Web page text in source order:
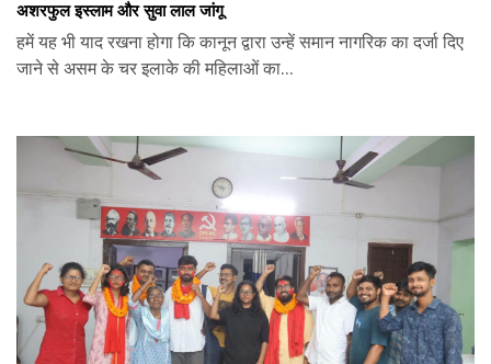
अशरफुल इस्लाम और सुवा लाल जांगू
हमें यह भी याद रखना होगा कि कानून द्वारा उन्हें समान नागरिक का दर्जा दिए
जाने से असम के चर इलाके की महिलाओं का...